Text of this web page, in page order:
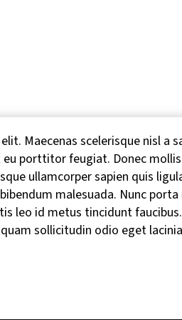
Maecenas scelerisque nisl a
porttitor feugiat. Donec
ullamcorper sapien quis
malesuada. Nunc
leo id metus tincidunt
sollicitudin odio eget